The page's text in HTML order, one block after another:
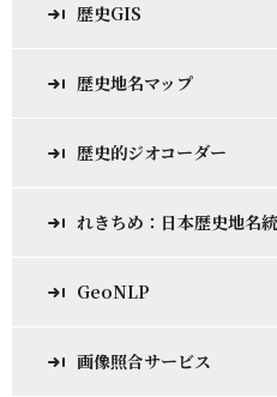
歴史GIS
歴史地名マップ
歴史的ジオコーダー
れきちめ：日本歴史地名
GeoNLP
画像照合サービス